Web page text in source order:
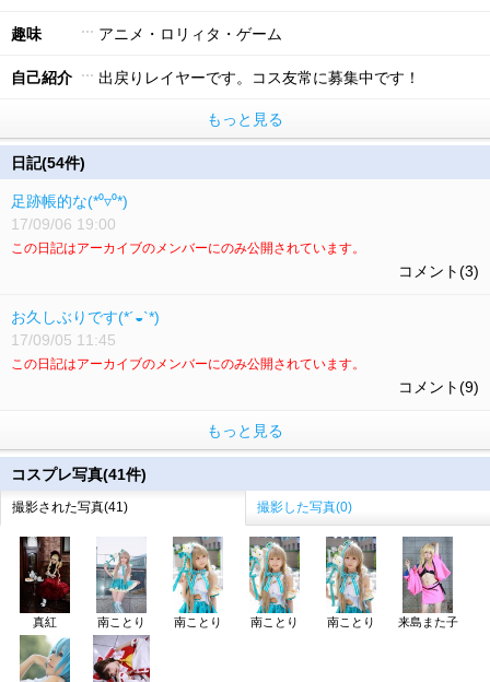
趣味 アニメ・ロリィタ・ゲーム
自己紹介 出戻りレイヤーです。コス友常に募集中です！
もっと見る
日記(54件)
足跡帳的な(*⁰▿⁰*)
17/09/06 19:00
この日記はアーカイブのメンバーにのみ公開されています。
コメント(3)
お久しぶりです(*´◒`*)
17/09/05 11:45
この日記はアーカイブのメンバーにのみ公開されています。
コメント(9)
もっと見る
コスプレ写真(41件)
撮影された写真(41) 撮影した写真(0)
真紅 南ことり 南ことり 南ことり 南ことり 来島また子